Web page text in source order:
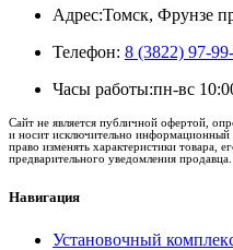
Адрес:Томск, Фрунзе
Телефон: 8 (3822) 97-
Часы работы:пн-вс
Сайт не является публичной офертой,
и носит исключительно информационный
право изменять характеристики товара,
предварительного уведомления продавца.
Навигация
Установочный